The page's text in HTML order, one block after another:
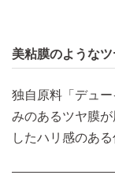
美粘膜のようなツ
独自原料「デュ
みのあるツヤ膜
したハリ感のあ